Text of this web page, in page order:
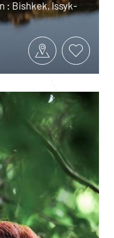
: Bishkek, Issyk-